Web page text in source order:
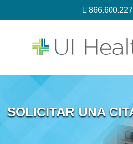
SOLICITAR UNA